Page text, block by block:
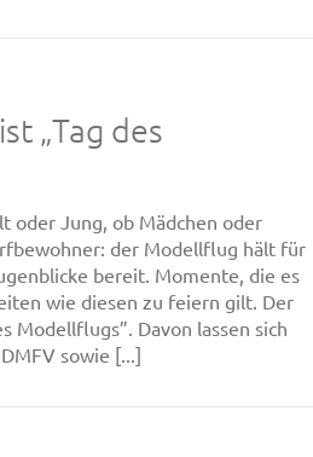
„Tag des
oder Jung, ob Mädchen oder
der Modellflug hält für
bereit. Momente, die es
wie diesen zu feiern gilt. Der
Modellflugs”. Davon lassen sich
sowie [...]